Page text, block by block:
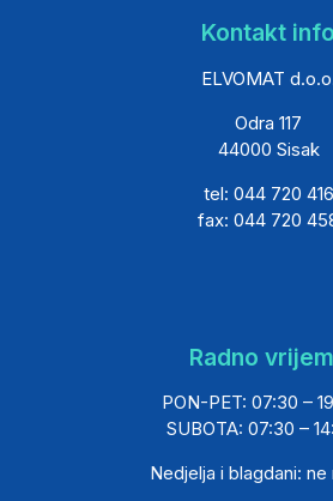
Kontakt info
ELVOMAT
Odra 117
44000 Sisak
tel: 044 720 416
fax: 044 720
Radno
PON-PET: 07:30 –
SUBOTA: 07:30 –
Nedjelja i blagdani: ne